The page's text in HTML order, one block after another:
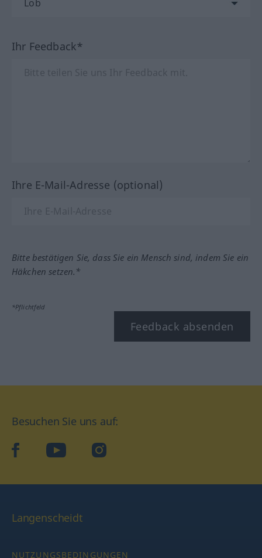
Ihr Feedback*
Ihre E-Mail-Adresse (optional)
Bitte bestätigen Sie, dass Sie ein Mensch sind, indem Sie ein
Häkchen setzen.*
*Pflichtfeld
Feedback absenden
Besuchen Sie uns auf:
facebookYouTube Instagram
Langenscheidt
NUTZUNGSBEDINGUNGEN